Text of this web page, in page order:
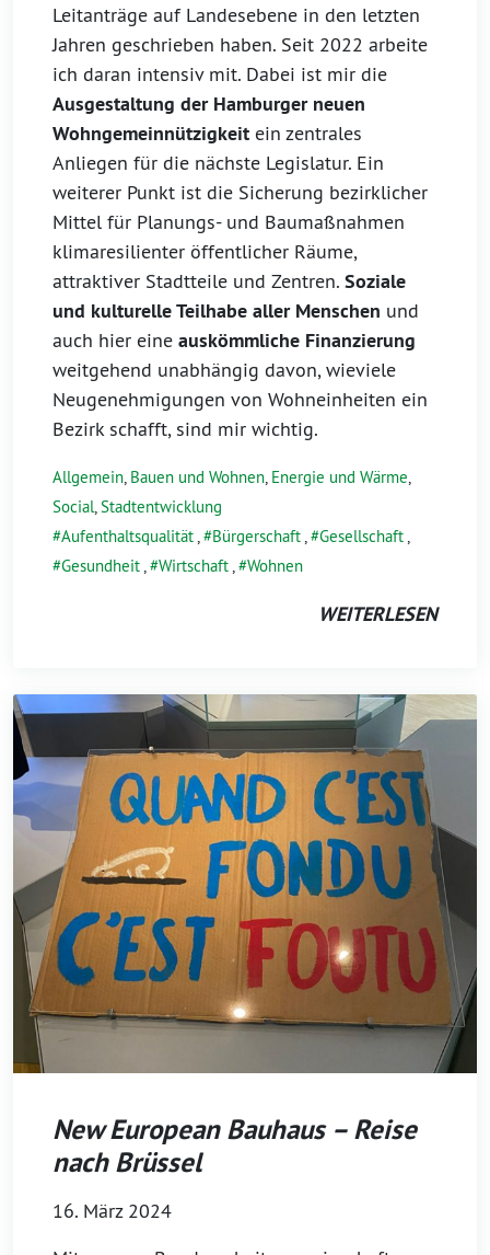
Leitanträge auf Landesebene in den letzten
Jahren geschrieben haben. Seit 2022 arbeite
ich daran intensiv mit. Dabei ist mir die
Ausgestaltung der Hamburger neuen
Wohngemeinnützigkeit ein zentrales
Anliegen für die nächste Legislatur. Ein
weiterer Punkt ist die Sicherung bezirklicher
Mittel für Planungs- und Baumaßnahmen
klimaresilienter öffentlicher Räume,
attraktiver Stadtteile und Zentren. Soziale
und kulturelle Teilhabe aller Menschen und
auch hier eine auskömmliche Finanzierung
weitgehend unabhängig davon, wieviele
Neugenehmigungen von Wohneinheiten ein
Bezirk schafft, sind mir wichtig.
Allgemein, Bauen und Wohnen, Energie und Wärme,
Social,Stadtentwicklung
Aufenthaltsqualität, Bürgerschaft, Gesellschaft,
Gesundheit, Wirtschaft, Wohnen
WEITERLESEN
New European Bauhaus – Reise
nach Brüssel
16. März 2024